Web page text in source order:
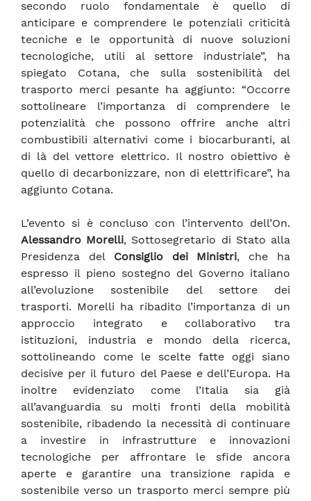
secondo ruolo fondamentale è quello di
anticipare e comprendere le potenziali criticità
tecniche e le opportunità di nuove soluzioni
tecnologiche, utili al settore industriale”, ha
spiegato Cotana, che sulla sostenibilità del
trasporto merci pesante ha aggiunto: “Occorre
sottolineare l’importanza di comprendere le
potenzialità che possono offrire anche altri
combustibili alternativi come i biocarburanti, al
di là del vettore elettrico. Il nostro obiettivo è
quello di decarbonizzare, non di elettrificare”, ha
aggiunto Cotana.
L’evento si è concluso con l’intervento dell’On.
Alessandro Morelli, Sottosegretario di Stato alla
Presidenza del Consiglio dei Ministri, che ha
espresso il pieno sostegno del Governo italiano
all’evoluzione sostenibile del settore dei
trasporti. Morelli ha ribadito l’importanza di un
approccio integrato e collaborativo tra
istituzioni, industria e mondo della ricerca,
sottolineando come le scelte fatte oggi siano
decisive per il futuro del Paese e dell’Europa. Ha
inoltre evidenziato come l’Italia sia già
all’avanguardia su molti fronti della mobilità
sostenibile, ribadendo la necessità di continuare
a investire in infrastrutture e innovazioni
tecnologiche per affrontare le sfide ancora
aperte e garantire una transizione rapida e
sostenibile verso un trasporto merci sempre più